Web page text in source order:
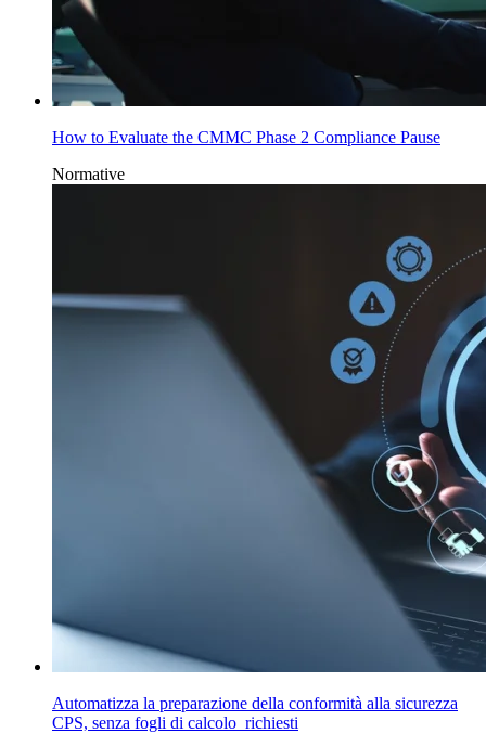
How to Evaluate the CMMC Phase 2 Compliance Pause
Normative
Automatizza la preparazione della conformità alla sicurezza
CPS, senza fogli di calcolo richiesti